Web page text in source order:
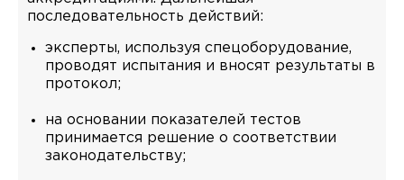
последовательность действий:
эксперты, используя спецоборудование,
проводят испытания и вносят результаты в
протокол;
на основании показателей тестов
принимается решение о соответствии
законодательству;